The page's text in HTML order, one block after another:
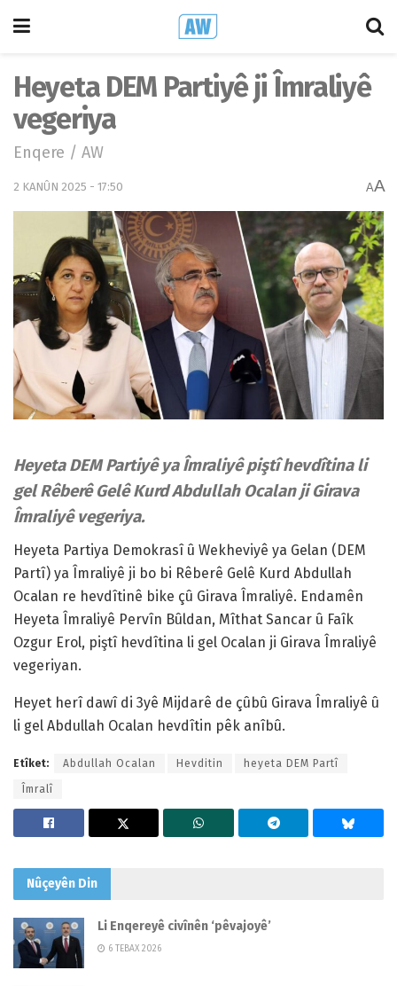
Heyeta DEM Partiyê ji Îmraliyê
vegeriya
Enqere / AW
2 KANÛN 2025 - 17:50 AA
Heyeta DEM Partiyê ya Îmraliyê piştî hevdîtina li
gel Rêberê Gelê Kurd Abdullah Ocalan ji Girava
Îmraliyê vegeriya.
Heyeta Partiya Demokrasî û Wekheviyê ya Gelan (DEM
Partî) ya Îmraliyê ji bo bi Rêberê Gelê Kurd Abdullah
Ocalan re hevdîtinê bike çû Girava Îmraliyê. Endamên
Heyeta Îmraliyê Pervîn Bûldan, Mîthat Sancar û Faîk
Ozgur Erol, piştî hevdîtina li gel Ocalan ji Girava Îmraliyê
vegeriyan.
Heyet herî dawî di 3yê Mijdarê de çûbû Girava Îmraliyê û
li gel Abdullah Ocalan hevdîtin pêk anîbû.
Etîket: Abdullah Ocalan Hevditin heyeta DEM Partî
Îmralî
Nûçeyên Din
Li Enqereyê civînên ‘pêvajoyê’
6 TEBAX 2026